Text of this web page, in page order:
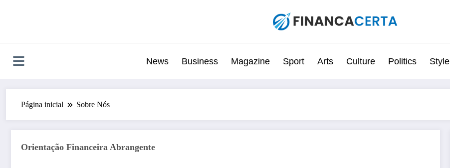
conteúdo
News Business Magazine Sport Arts Culture Politics Style
Página inicial Sobre Nós
Orientação Financeira Abrangente